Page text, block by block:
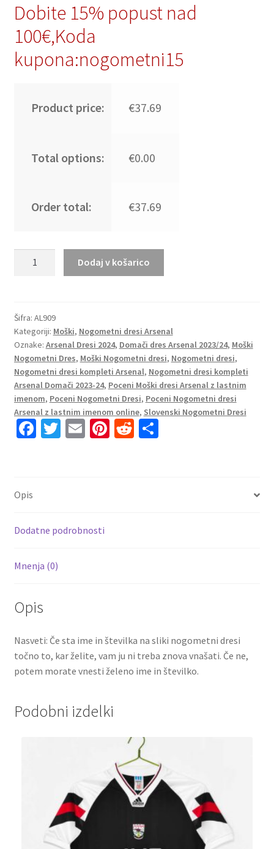
Dobite 15% popust nad
100€,Koda
kupona:nogometni15
Product price: €37.69
Total options: €0.00
Order total: €37.69
kompleti
Arsenal
Domači
2023-
24
rdeča
bela
Oleksandr
Zinchenko
Dodaj v košarico
Šifra: AL909
Kategoriji: Moški, Nogometni dresi Arsenal
Oznake: Arsenal Dresi 2024, Domači dres Arsenal 2023/24, Moški
Nogometni Dres, Moški Nogometni dresi, Nogometni dresi,
Nogometni dresi kompleti Arsenal, Nogometni dresi kompleti
Arsenal Domači 2023-24, Poceni Moški dresi Arsenal z lastnim
imenom, Poceni Nogometni Dresi, Poceni Nogometni dresi
Arsenal z lastnim imenom online, Slovenski Nogometni Dresi
Fa
k
T E Pi R S
Opis
Dodatne podrobnosti
Mnenja (0)
Opis
Nasveti: Če sta ime in številka na sliki nogometni dresi
točno to, kar želite, vam ju ni treba znova vnašati. Če ne,
potem morate vnesti želeno ime in številko.
Podobni izdelki